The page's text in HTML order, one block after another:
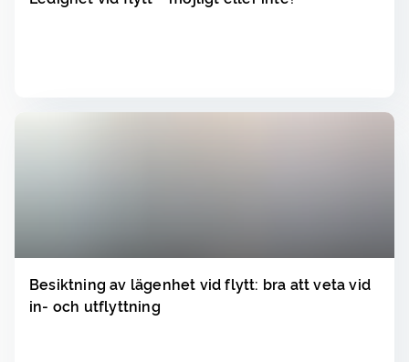
Besiktning av lägenhet vid flytt: bra att veta vid
in- och utflyttning